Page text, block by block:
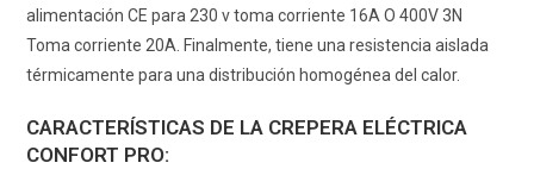
alimentación CE para 230 v toma corriente 16A O 400V 3N
Toma corriente 20A. Finalmente, tiene una resistencia aislada
térmicamente para una distribución homogénea del calor.
CARACTERÍSTICAS DE LA CREPERA ELÉCTRICA
CONFORT PRO: